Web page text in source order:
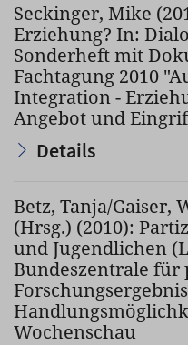
Seckinger, Mike
Erziehung? In:
Sonderheft mit
Fachtagung 2010
Integration -
Angebot und
Details
Betz, Tanja/Gaiser,
(Hrsg.) (2010):
und Jugendlichen
Bundeszentrale für
Wochenschau